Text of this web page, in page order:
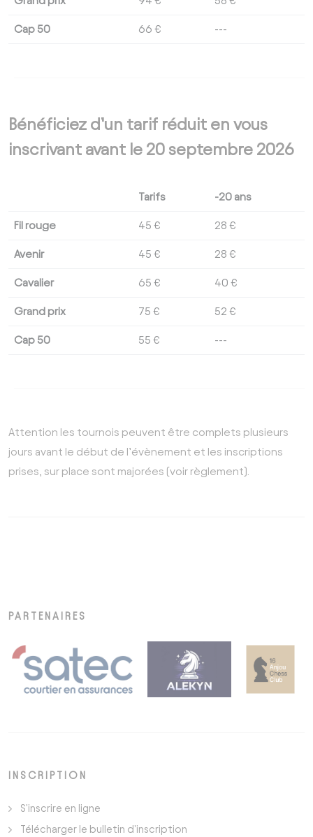
Cap 50 66 € ---
Bénéficiez d’un tarif réduit en vous
inscrivant avant le 20 septembre 2026
Tarifs -20 ans
Fil rouge 45 € 28 €
Avenir 45 € 28 €
Cavalier 65 € 40 €
Grand prix 75 € 52 €
Cap 50 55 € ---
Attention les tournois peuvent être complets plusieurs
jours avant le début de l’évènement et les inscriptions
prises, sur place sont majorées (voir règlement).
PARTENAIRES
INSCRIPTION
S'inscrire en ligne
Télécharger le bulletin d'inscription